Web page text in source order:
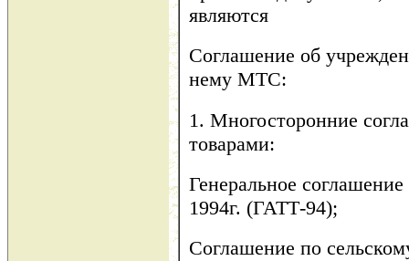
являются
Соглашение об
нему МТС:
1. Многосторонние
товарами:
Генеральное
1994г. (ГАТТ-94);
Соглашение по